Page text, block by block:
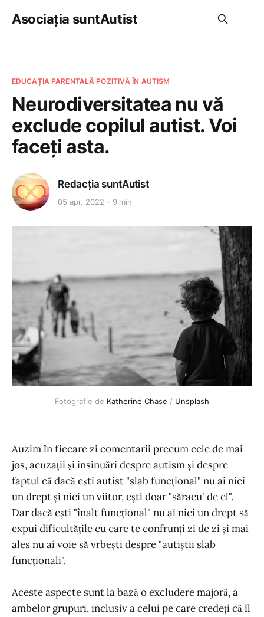
Asociația suntAutist
EDUCAȚIA PARENTALĂ POZITIVĂ ÎN AUTISM
Neurodiversitatea nu vă
exclude copilul autist. Voi
faceți asta.
Redacția suntAutist
05 apr. 2022 9 min
Fotografie de Katherine Chase / Unsplash
Auzim în fiecare zi comentarii precum cele de mai
jos, acuzații și insinuări despre autism și despre
faptul că dacă ești autist "slab funcțional" nu ai nici
un drept și nici un viitor, ești doar "săracu' de el".
Dar dacă ești "înalt funcțional" nu ai nici un drept să
expui dificultățile cu care te confrunți zi de zi și mai
ales nu ai voie să vrbești despre "autiștii slab
funcționali".
Aceste aspecte sunt la bază o excludere majoră, a
ambelor grupuri, inclusiv a celui pe care credeți că îl